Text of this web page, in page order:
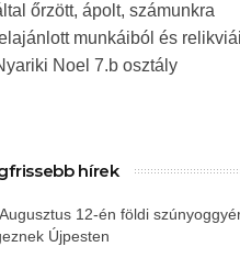
őrzött, ápolt, számunkra
munkáiból és
Noel 7.b osztály
hírek
Augusztus 12-én földi
Újpesten